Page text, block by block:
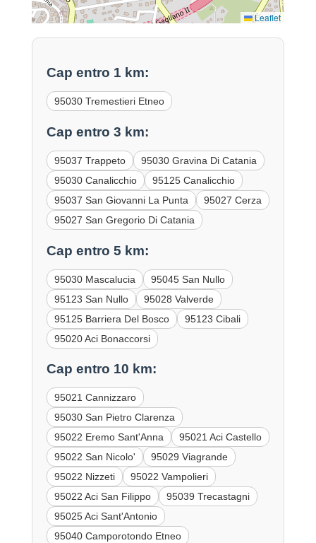
Leaflet
Cap entro 1 km:
95030 Tremestieri Etneo
Cap entro 3 km:
95037 Trappeto
95030 Gravina Di Catania
95030 Canalicchio
95125 Canalicchio
95037 San Giovanni La Punta
95027 Cerza
95027 San Gregorio Di Catania
Cap entro 5 km:
95030 Mascalucia
95045 San Nullo
95123 San Nullo
95028 Valverde
95125 Barriera Del Bosco
95123 Cibali
95020 Aci Bonaccorsi
Cap entro 10 km:
95021 Cannizzaro
95030 San Pietro Clarenza
95022 Eremo Sant'Anna
95021 Aci Castello
95022 San Nicolo'
95029 Viagrande
95022 Nizzeti
95022 Vampolieri
95022 Aci San Filippo
95039 Trecastagni
95025 Aci Sant'Antonio
95040 Camporotondo Etneo